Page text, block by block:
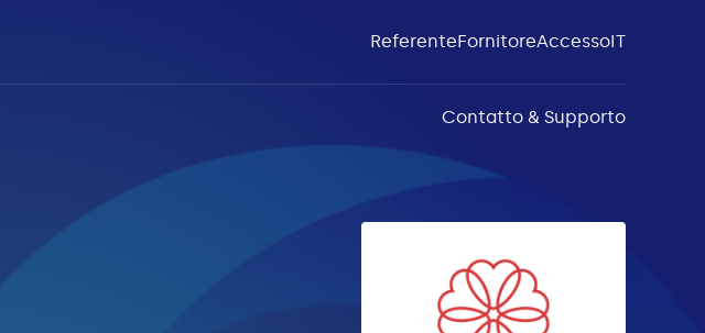
ReferenteFornitoreAccessoIT
Contatto & Supporto